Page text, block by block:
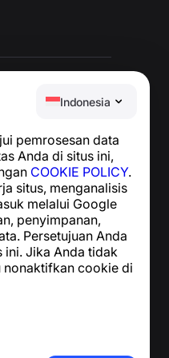
Indonesia
pemrosesan data
Anda di situs ini,
COOKIE POLICY.
situs, menganalisis
melalui Google
penyimpanan,
Persetujuan Anda
ini. Jika Anda tidak
nonaktifkan cookie di